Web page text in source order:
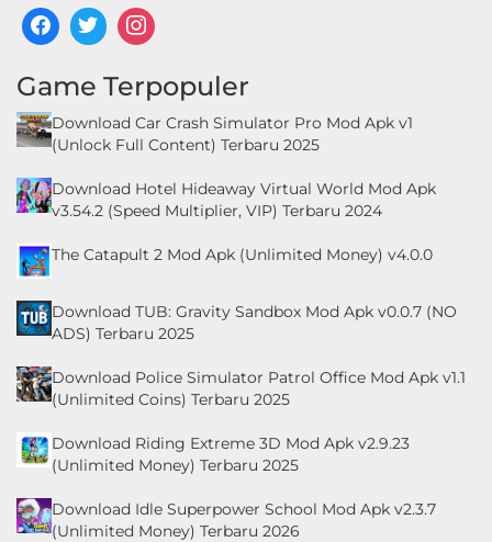
Game Terpopuler
Download Car Crash Simulator Pro Mod Apk v1
(Unlock Full Content) Terbaru 2025
Download Hotel Hideaway Virtual World Mod Apk
v3.54.2 (Speed Multiplier, VIP) Terbaru 2024
The Catapult 2 Mod Apk (Unlimited Money) v4.0.0
Download TUB: Gravity Sandbox Mod Apk v0.0.7 (NO
ADS) Terbaru 2025
Download Police Simulator Patrol Office Mod Apk v1.1
(Unlimited Coins) Terbaru 2025
Download Riding Extreme 3D Mod Apk v2.9.23
(Unlimited Money) Terbaru 2025
Download Idle Superpower School Mod Apk v2.3.7
(Unlimited Money) Terbaru 2026